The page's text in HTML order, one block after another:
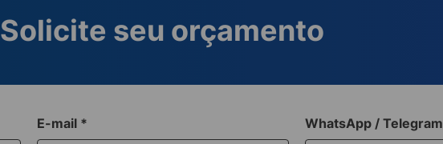
Solicite seu orçamento
E-mail * WhatsApp / Telegram